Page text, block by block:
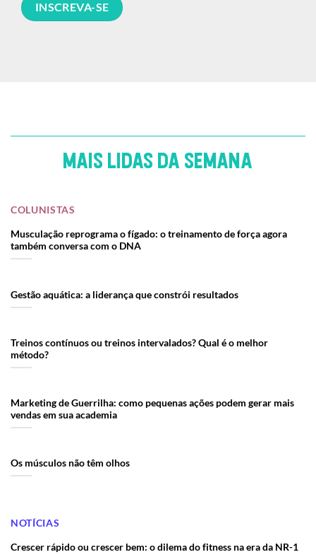
MAIS LIDAS DA SEMANA
COLUNISTAS
Musculação reprograma o fígado: o treinamento de força agora
também conversa com o DNA
Gestão aquática: a liderança que constrói resultados
Treinos contínuos ou treinos intervalados? Qual é o melhor
método?
Marketing de Guerrilha: como pequenas ações podem gerar mais
vendas em sua academia
Os músculos não têm olhos
NOTÍCIAS
Crescer rápido ou crescer bem: o dilema do fitness na era da NR-1